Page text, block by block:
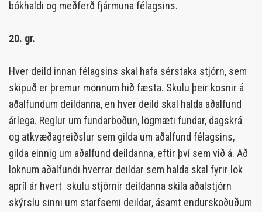
bókhaldi og meðferð fjármuna félagsins.
20. gr.
Hver deild innan félagsins skal hafa sérstaka stjórn, sem
skipuð er þremur mönnum hið fæsta. Skulu þeir kosnir á
aðalfundum deildanna, en hver deild skal halda aðalfund
árlega. Reglur um fundarboðun, lögmæti fundar, dagskrá
og atkvæðagreiðslur sem gilda um aðalfund félagsins,
gilda einnig um aðalfund deildanna, eftir því sem við á. Að
loknum aðalfundi hverrar deildar sem halda skal fyrir lok
apríl ár hvert skulu stjórnir deildanna skila aðalstjórn
skýrslu sinni um starfsemi deildar, ásamt endurskoðuðum